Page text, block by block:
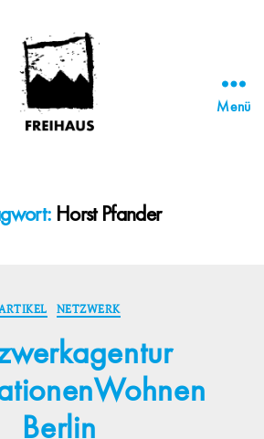
STATTBAU
HAMBURG
Menü
Horst Pfander
Kategorien
NETZWERK
Berlin